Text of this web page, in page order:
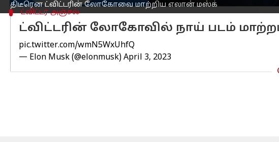
திடீரென ட்விட்டரின் லோகோவை மாற்றிய எலான் மஸ்க்
ட்விட்டர் அஞ்சல்
ட்விட்டரின் லோகோவில் நாய் படம்
pic.twitter.com/wmN5WxUhfQ
— Elon Musk (@elonmusk) April 3, 2023